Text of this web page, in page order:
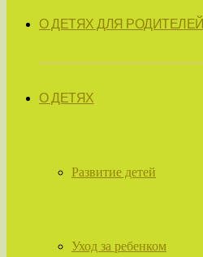
О ДЕТЯХ ДЛЯ РОДИТЕЛЕЙ
О ДЕТЯХ
Развитие детей
Уход за ребенком